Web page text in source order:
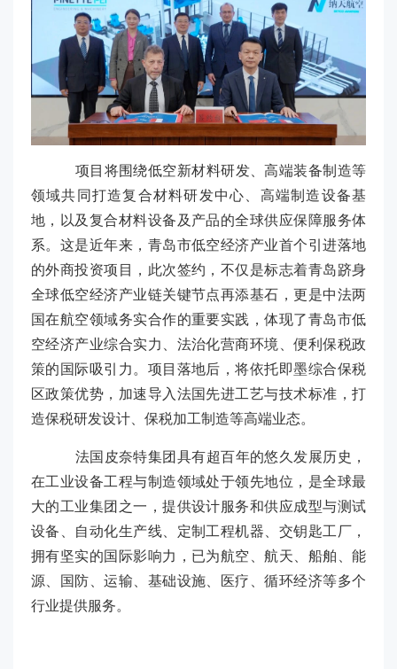
项目将围绕低空新材料研发、高端装备制造等
领域共同打造复合材料研发中心、高端制造设备基
地，以及复合材料设备及产品的全球供应保障服务体
系。这是近年来，青岛市低空经济产业首个引进落地
的外商投资项目，此次签约，不仅是标志着青岛跻身
全球低空经济产业链关键节点再添基石，更是中法两
国在航空领域务实合作的重要实践，体现了青岛市低
空经济产业综合实力、法治化营商环境、便利保税政
策的国际吸引力。项目落地后，将依托即墨综合保税
区政策优势，加速导入法国先进工艺与技术标准，打
造保税研发设计、保税加工制造等高端业态。
法国皮奈特集团具有超百年的悠久发展历史，
在工业设备工程与制造领域处于领先地位，是全球最
大的工业集团之一，提供设计服务和供应成型与测试
设备、自动化生产线、定制工程机器、交钥匙工厂，
拥有坚实的国际影响力，已为航空、航天、船舶、能
源、国防、运输、基础设施、医疗、循环经济等多个
行业提供服务。